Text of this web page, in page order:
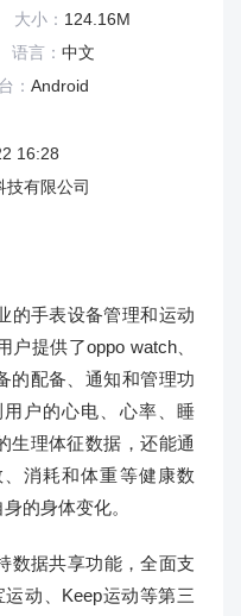
大小： 124.16M
语言： 中文
： Android
16:28
技有限公司
的手表设备管理和运动
提供了oppo watch、
的配备、通知和管理功
户的心电、心率、睡
生理体征数据，还能通
消耗和体重等健康数
的身体变化。
数据共享功能，全面支
动、Keep运动等第三